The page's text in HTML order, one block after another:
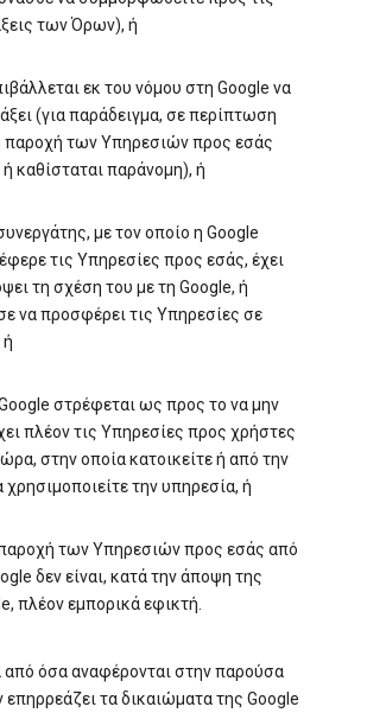
των Όρων), ή
εκ του νόμου στη Google να
(για παράδειγμα, σε περίπτωση
παροχή των Υπηρεσιών προς εσάς
ή καθίσταται παράνομη), ή
με τον οποίο η Google
τις Υπηρεσίες προς εσάς, έχει
τη σχέση του με τη Google, ή
να προσφέρει τις Υπηρεσίες σε
ή
στρέφεται ως προς το να μην
πλέον τις Υπηρεσίες προς χρήστες
στην οποία κατοικείτε ή από την
χρησιμοποιείτε την υπηρεσία, ή
των Υπηρεσιών προς εσάς από
δεν είναι, κατά την άποψη της
πλέον εμπορικά εφικτή.
από όσα αναφέρονται στην παρούσα
επηρρεάζει τα δικαιώματα της Google